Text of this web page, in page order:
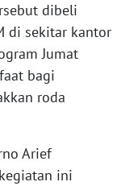
dibeli
di sekitar kantor
Jumat
bagi
roda
Arief
ini